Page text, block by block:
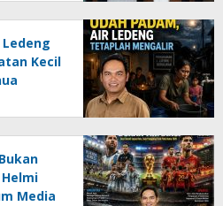
Kecil
:
Media